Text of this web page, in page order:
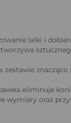
lalki i
tworzywa
zestawie
eliminuje
wymiary oraz